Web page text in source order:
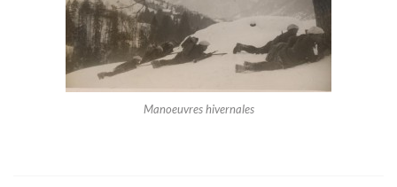
Manoeuvres hivernales